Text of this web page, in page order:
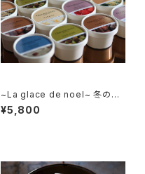
~La glace de noel~ 冬のア
イスクリーム12個セット
¥5,800